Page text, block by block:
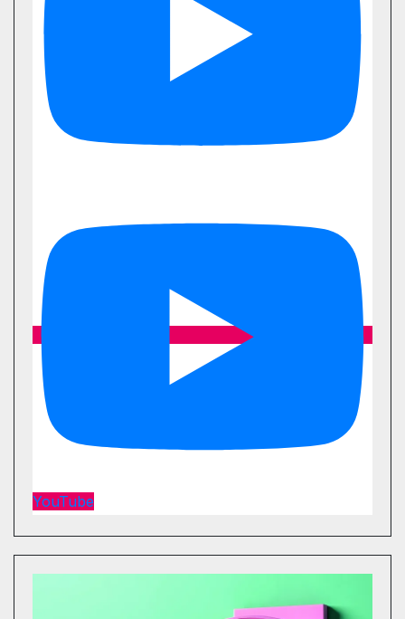
YouTube